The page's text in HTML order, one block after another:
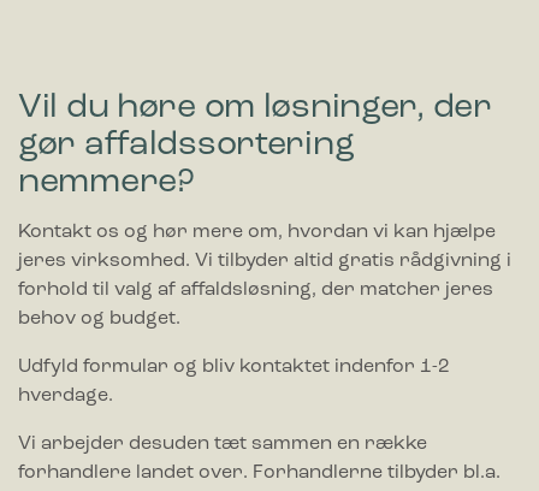
Vil du høre om løsninger, der
gør affaldssortering
nemmere?
Kontakt os og hør mere om, hvordan vi kan hjælpe
jeres virksomhed. Vi tilbyder altid gratis rådgivning i
forhold til valg af affaldsløsning, der matcher jeres
behov og budget.
Udfyld formular og bliv kontaktet indenfor 1-2
hverdage.
Vi arbejder desuden tæt sammen en række
forhandlere landet over. Forhandlerne tilbyder bl.a.